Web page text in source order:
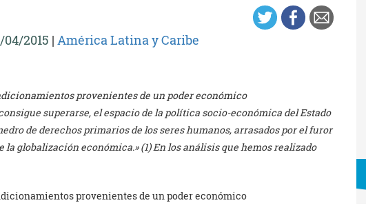
04/2015 | América Latina y Caribe
provenientes de un poder económico
superarse, el espacio de la política socio-económica del Estado
de derechos primarios de los seres humanos, arrasados por el furor
globalización económica.» (1) En los análisis que hemos realizado
provenientes de un poder económico